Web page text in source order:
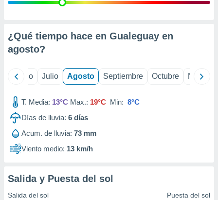
e
mediante
de
1199
¿Qué tiempo hace en Gualeguay en
agosto?
Junio Julio Agosto Septiembre Octubre
T. Media: 13°C Max.: 19°C Min: 8°C
Días de lluvia: 6 días
Acum. de lluvia: 73 mm
Viento medio: 13 km/h
Salida y Puesta del sol
Salida del sol Puesta del sol